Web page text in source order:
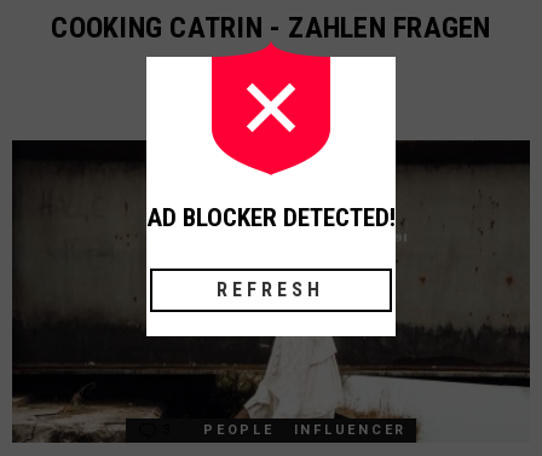
COOKING CATRIN - ZAHLEN FRAGEN
Comments
PEOPLE INFLUENCER
AD BLOCKER DETECTED!
REFRESH